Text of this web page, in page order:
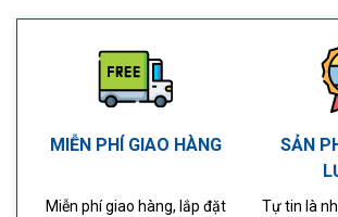
MIỄN PHÍ GIAO HÀNG
Miễn phí giao hàng, lắp đặt
SẢN
Tự tin là